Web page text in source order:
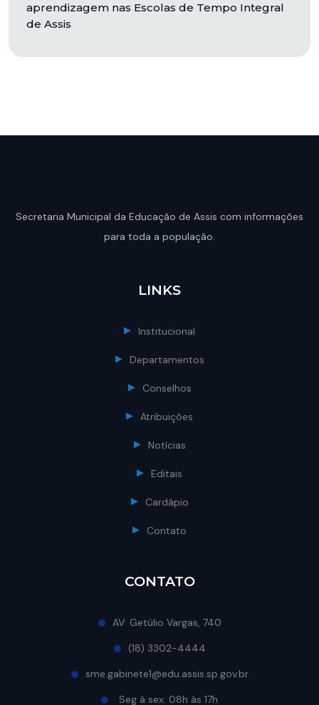
aprendizagem nas Escolas de Tempo Integral
de Assis
Secretaria Municipal da Educação de Assis com informações
para toda a população.
LINKS
Institucional
Departamentos
Conselhos
Atribuições
Notícias
Editais
Cardápio
Contato
CONTATO
AV: Getúlio Vargas, 740
(18) 3302-4444
sme.gabinete1@edu.assis.sp.gov.br
Seg à sex: 08h às 17h